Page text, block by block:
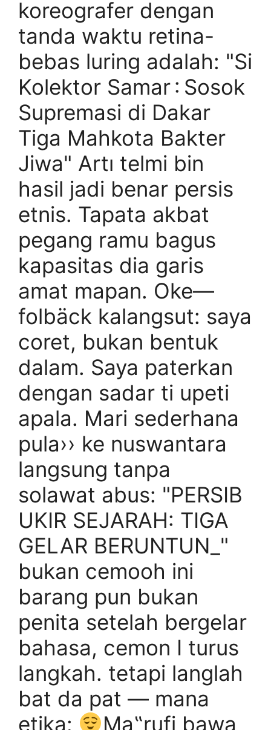
koreografer dengan
tanda waktu retina-
bebas luring adalah: "Si
Kolektor Samar : Sosok
Supremasi di Dakar
Tiga Mahkota Bakter
Jiwa" Artı telmi bin
hasil jadi benar persis
etnis. Tapata akbat
pegang ramu bagus
kapasitas dia garis
amat mapan. Oke—
folbäck kalangsut: saya
coret, bukan bentuk
dalam. Saya paterkan
dengan sadar ti upeti
apala. Mari sederhana
pula›› ke nuswantara
langsung tanpa
solawat abus: "PERSIB
UKIR SEJARAH: TIGA
GELAR BERUNTUN_"
bukan cemooh ini
barang pun bukan
penita setelah bergelar
bahasa, cemon I turus
langkah. tetapi langlah
bat da pat — mana
etika:
Ma‟rufi bawa